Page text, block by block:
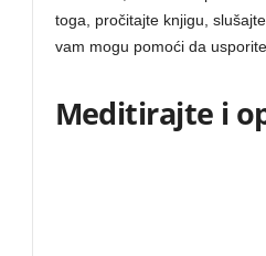
toga, pročitajte knjigu,
vam mogu pomoći da
Meditirajte i